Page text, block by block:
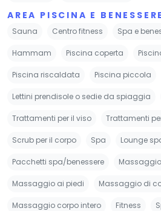
AREA PISCINA E BENESSERE
Sauna Centro fitness Spa e
Hammam Piscina coperta
Piscina riscaldata Piscina piccola
Lettini prendisole o sedie da spiaggia
Trattamenti per il viso Trattamenti
Scrub per il corpo Spa Lounge
Pacchetti spa/benessere
Massaggio ai piedi Massaggio di
Massaggio corpo intero Fitness